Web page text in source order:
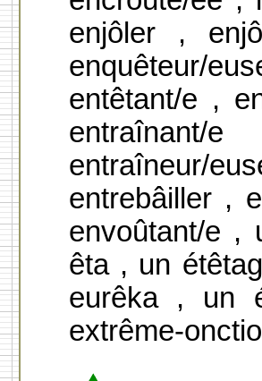
enjôler ,
enquêteur/
entêtant/e ,
entraîneur/
entrebâiller ,
envoûtant/e ,
êta , un
eurêka , un
extrême-